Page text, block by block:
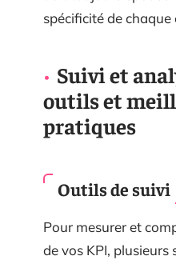
spécificité de chaque
Suivi et
outils et
pratiques
Outils de suivi
Pour mesurer et
de vos KPI, plusieurs